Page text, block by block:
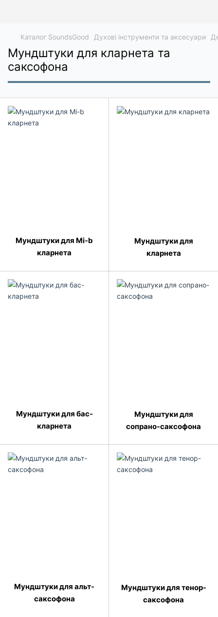
Каталог SoundsGood Духові інструменти та аксесуари
Мундштуки для кларнета та
саксофона
Мундштуки для Мі-b
кларнета
Мундштуки для
кларнета
Мундштуки для бас-
кларнета
Мундштуки для
сопрано-саксофона
Мундштуки для альт-
саксофона
Мундштуки для тенор-
саксофона